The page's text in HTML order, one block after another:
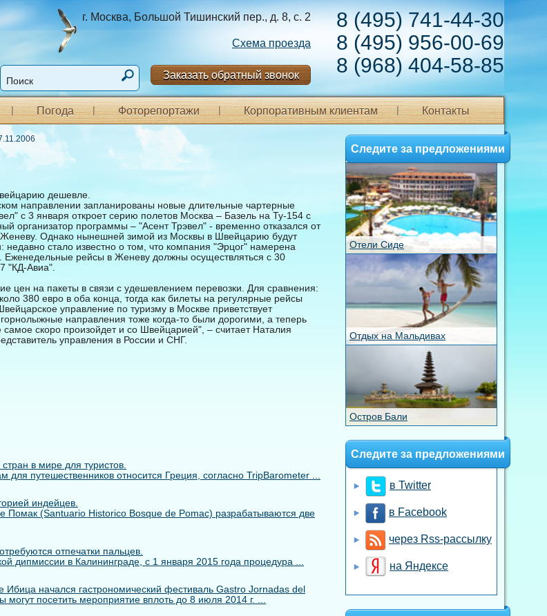
8 (495) 741-44-30
8 (495) 956-00-69
8 (968) 404-58-85
г. Москва, Большой Тишинский пер., д. 8, с. 2
Схема проезда
Заказать обратный звонок
Погода Фоторепортажи Корпоративным клиентам Контакты
дешевле.
направлении запланированы новые длительные чартерные
с 3 января откроет серию полетов Москва – Базель на Ту-154 с
организатор программы – "Асент Трэвел" - временно отказался от
Женеву. Однако нынешней зимой из Москвы в Швейцарию будут
недавно стало известно о том, что компания "Эрцог" намерена
Еженедельные рейсы в Женеву должны осуществляться с 30
"КД-Авиа".
цен на пакеты в связи с удешевлением перевозки. Для сравнения:
380 евро в оба конца, тогда как билеты на регулярные рейсы
управление по туризму в Москве приветствует
направления тоже когда-то были дорогими, а теперь
скоро произойдет и со Швейцарией", – считает Наталия
управления в России и СНГ.
в мире для туристов.
путешественников относится Греция, согласно TripBarometer ...
индейцев.
Помак (Santuario Historico Bosque de Pomac) разрабатываются две
отпечатки пальцев.
дипмиссии в Калининграде, с 1 января 2015 года процедура ...
Ибица начался гастрономический фестиваль Gastro Jornadas del
посетить мероприятие вплоть до 8 июля 2014 г. ...
Следите за предложениями
Отели Сиде
Отдых на Мальдивах
Остров Бали
Следите за предложениями
в Twitter
в Facebook
через Rss-рассылку
на Яндексе